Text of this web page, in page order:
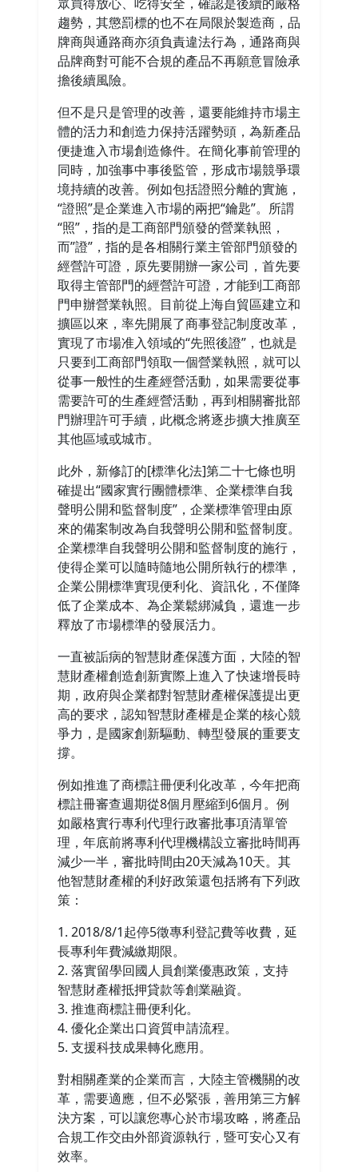
眾買得放心、吃得安全，確認是後續的嚴格
趨勢，其懲罰標的也不在局限於製造商，品
牌商與通路商亦須負責違法行為，通路商與
品牌商對可能不合規的產品不再願意冒險承
擔後續風險。
但不是只是管理的改善，還要能維持市場主
體的活力和創造力保持活躍勢頭，為新產品
便捷進入市場創造條件。在簡化事前管理的
同時，加強事中事後監管，形成市場競爭環
境持續的改善。例如包括證照分離的實施，
“證照”是企業進入市場的兩把“鑰匙”。所謂
“照”，指的是工商部門頒發的營業執照，
而”證”，指的是各相關行業主管部門頒發的
經營許可證，原先要開辦一家公司，首先要
取得主管部門的經營許可證，才能到工商部
門申辦營業執照。目前從上海自貿區建立和
擴區以來，率先開展了商事登記制度改革，
實現了市場准入領域的“先照後證”，也就是
只要到工商部門領取一個營業執照，就可以
從事一般性的生產經營活動，如果需要從事
需要許可的生產經營活動，再到相關審批部
門辦理許可手續，此概念將逐步擴大推廣至
其他區域或城市。
此外，新修訂的[標準化法]第二十七條也明
確提出“國家實行團體標準、企業標準自我
聲明公開和監督制度”，企業標準管理由原
來的備案制改為自我聲明公開和監督制度。
企業標準自我聲明公開和監督制度的施行，
使得企業可以隨時隨地公開所執行的標準，
企業公開標準實現便利化、資訊化，不僅降
低了企業成本、為企業鬆綁減負，還進一步
釋放了市場標準的發展活力。
一直被詬病的智慧財產保護方面，大陸的智
慧財產權創造創新實際上進入了快速增長時
期，政府與企業都對智慧財產權保護提出更
高的要求，認知智慧財產權是企業的核心競
爭力，是國家創新驅動、轉型發展的重要支
撐。
例如推進了商標註冊便利化改革，今年把商
標註冊審查週期從8個月壓縮到6個月。例
如嚴格實行專利代理行政審批事項清單管
理，年底前將專利代理機構設立審批時間再
減少一半，審批時間由20天減為10天。其
他智慧財產權的利好政策還包括將有下列政
策：
1. 2018/8/1起停5徵專利登記費等收費，延
長專利年費減繳期限。
2. 落實留學回國人員創業優惠政策，支持
智慧財產權抵押貸款等創業融資。
3. 推進商標註冊便利化。
4. 優化企業出口資質申請流程。
5. 支援科技成果轉化應用。
對相關產業的企業而言，大陸主管機關的改
革，需要適應，但不必緊張，善用第三方解
決方案，可以讓您專心於市場攻略，將產品
合規工作交由外部資源執行，暨可安心又有
效率。